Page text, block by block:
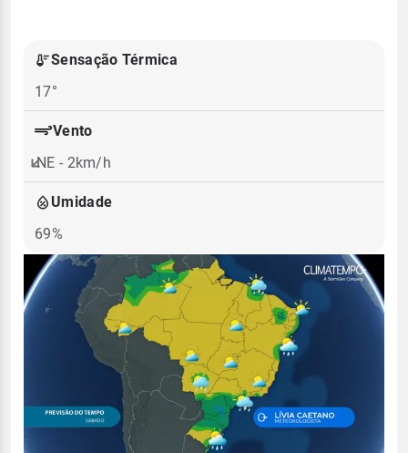
Sensação Térmica
17°
Vento
NE - 2km/h
Umidade
69%